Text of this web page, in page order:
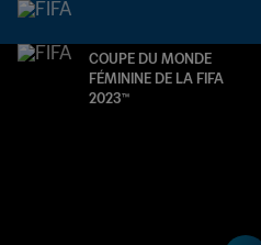
COUPE DU MONDE
FÉMININE DE LA FIFA
2023™